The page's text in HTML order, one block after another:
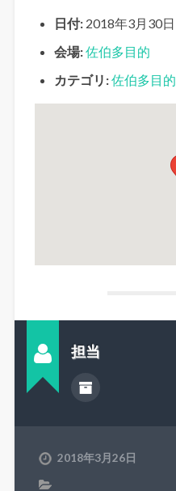
日付: 2018年3月30日
会場:佐伯多目的
カテゴリ:佐伯多目的
担当
2018年3月26日